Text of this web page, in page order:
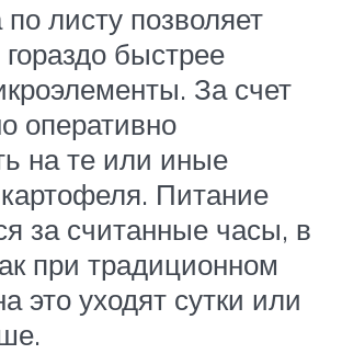
листу позволяет
быстрее
За счет
оперативно
на те или иные
Питание
за считанные часы, в
при традиционном
это уходят сутки или